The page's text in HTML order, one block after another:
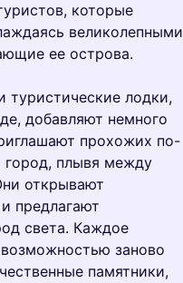
которые
великолепными
ее острова.
туристические лодки,
добавляют немного
прохожих по-
город, плывя между
открывают
предлагают
света. Каждое
заново
памятники,